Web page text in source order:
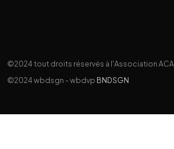
©2024 tout droits réservés à l'Association
©2024 wbdsgn - wbdvp BNDSGN